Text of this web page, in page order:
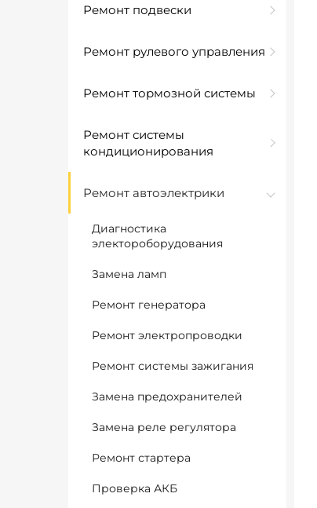
Ремонт подвески
Ремонт рулевого управления
Ремонт тормозной системы
Ремонт системы
кондиционирования
Ремонт автоэлектрики
Диагностика
электороборудования
Замена ламп
Ремонт генератора
Ремонт электропроводки
Ремонт системы зажигания
Замена предохранителей
Замена реле регулятора
Ремонт стартера
Проверка АКБ